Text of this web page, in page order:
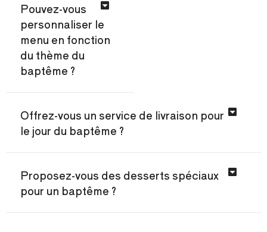
Pouvez-vous
personnaliser le
menu en fonction
du thème du
baptême ?
Offrez-vous un service de livraison pour
le jour du baptême ?
Proposez-vous des desserts spéciaux
pour un baptême ?